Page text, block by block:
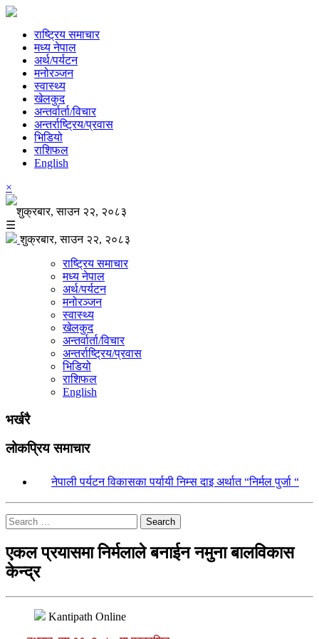
राष्ट्रिय समाचार
मध्य नेपाल
अर्थ/पर्यटन
मनोरञ्जन
स्वास्थ्य
खेलकुद
अन्तर्वार्ता/विचार
अन्तर्राष्ट्रिय/प्रवास
भिडियो
राशिफल
English
×
शुक्रबार, साउन २२, २०८३
☰
शुक्रबार, साउन २२, २०८३
राष्ट्रिय समाचार
मध्य नेपाल
अर्थ/पर्यटन
मनोरञ्जन
स्वास्थ्य
खेलकुद
अन्तर्वार्ता/विचार
अन्तर्राष्ट्रिय/प्रवास
भिडियो
राशिफल
English
भर्खरै
लोकप्रिय समाचार
नेपाली पर्यटन विकासका पर्यायी निम्स दाइ अर्थात “निर्मल पुर्जा “
Search
एकल प्रयासमा निर्मलाले बनाईन नमुना बालविकास
केन्द्र
Kantipath Online